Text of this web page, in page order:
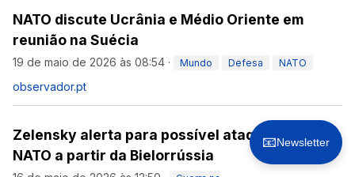
NATO discute Ucrânia e Médio Oriente em
reunião na Suécia
19 de maio de 2026 às 08:54 · Mundo Defesa NATO
observador.pt
Zelensky alerta para possível ataque russo à
NATO a partir da Bielorrússia
📧Newsletter